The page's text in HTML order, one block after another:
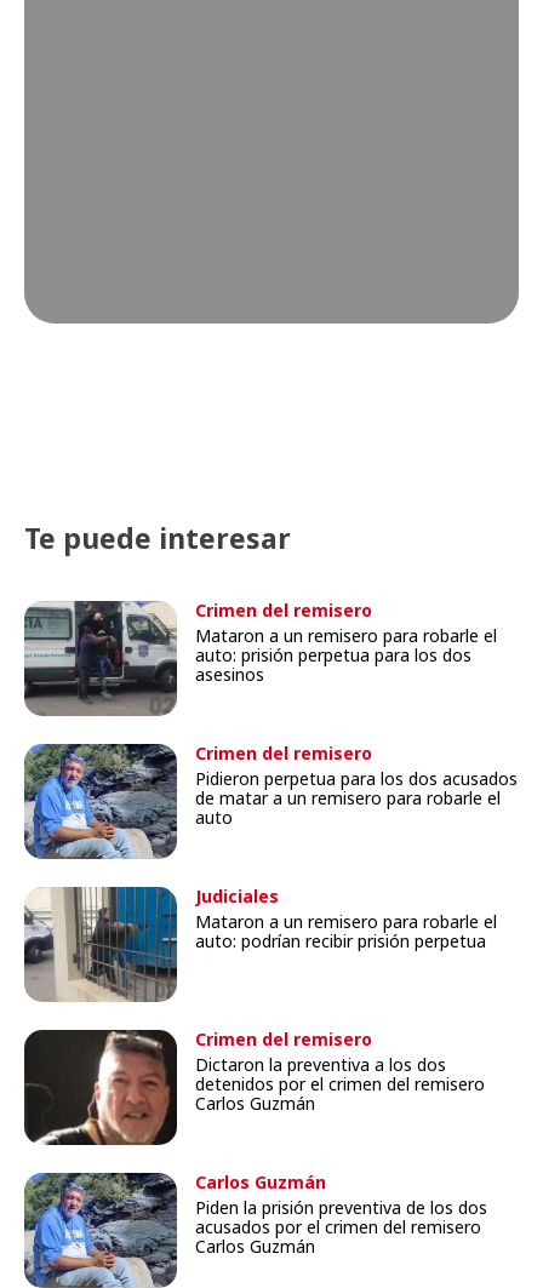
Te puede interesar
Crimen del remisero
Mataron a un remisero para robarle el
auto: prisión perpetua para los dos
asesinos
Crimen del remisero
Pidieron perpetua para los dos acusados
de matar a un remisero para robarle el
auto
Judiciales
Mataron a un remisero para robarle el
auto: podrían recibir prisión perpetua
Crimen del remisero
Dictaron la preventiva a los dos
detenidos por el crimen del remisero
Carlos Guzmán
Carlos Guzmán
Piden la prisión preventiva de los dos
acusados por el crimen del remisero
Carlos Guzmán